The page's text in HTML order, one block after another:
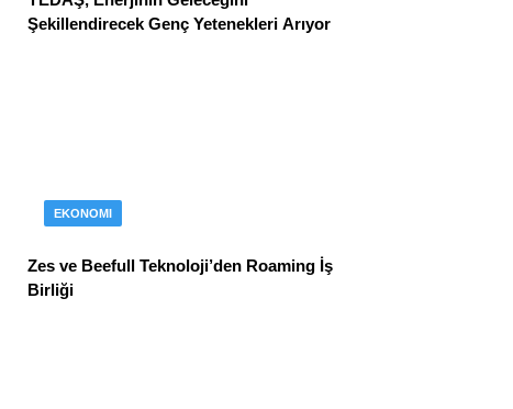
Şekillendirecek Genç Yetenekleri Arıyor
EKONOMI
Zes ve Beefull Teknoloji’den Roaming İş
Birliği